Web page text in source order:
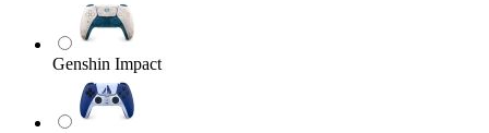
Genshin Impact